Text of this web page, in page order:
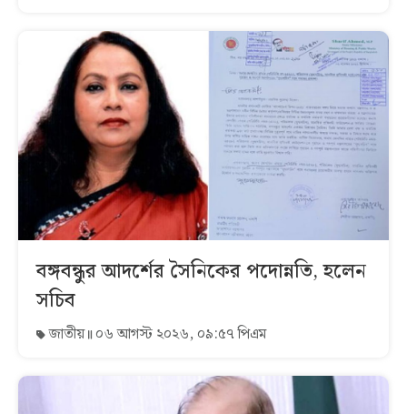
বঙ্গবন্ধুর আদর্শের সৈনিকের পদোন্নতি, হলেন
সচিব
জাতীয় ০৬ আগস্ট ২০২৬, ০৯:৫৭ পিএম